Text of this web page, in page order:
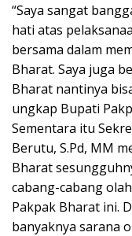
“Saya sangat
hati atas
bersama dalam
Bharat. Saya juga
Bharat nantinya
ungkap Bupati
Sementara itu
Berutu, S.Pd, MM
Bharat
cabang-cabang
Pakpak Bharat ini.
banyaknya sarana